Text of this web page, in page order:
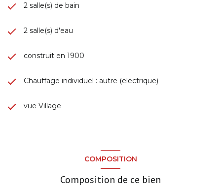
2 salle(s) de bain
2 salle(s) d'eau
construit en 1900
Chauffage individuel : autre (electrique)
vue Village
COMPOSITION
Composition de ce bien